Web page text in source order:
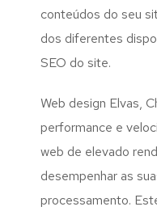
conteúdos do seu
dos diferentes
SEO do site.
Web design Elvas,
performance e
web de elevado
desempenhar as
processamento.